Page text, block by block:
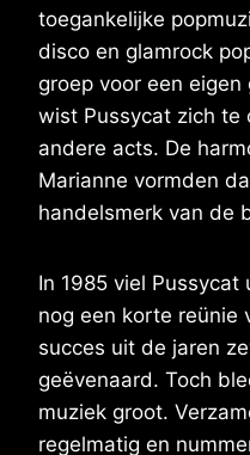
toegankelijke
disco en glamrock
groep voor een
wist Pussycat zich te
andere acts. De
Marianne vormden
handelsmerk van de
In 1985 viel
nog een korte reünie
succes uit de jaren
geëvenaard. Toch
muziek groot.
regelmatig en